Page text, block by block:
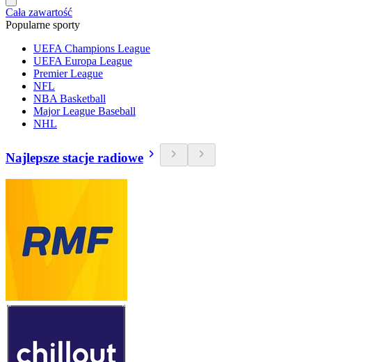
Cała zawartość
Popularne sporty
UEFA Champions League
UEFA Europa League
Premier League
NFL
NBA Basketball
Major League Baseball
NHL
Najlepsze stacje radiowe